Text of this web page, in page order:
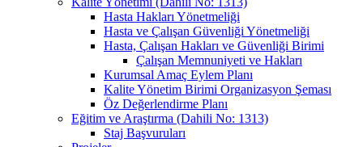
Hasta Hakları Yönetmeliği
Hasta ve Çalışan Güvenliği Yönetmeliği
Hasta, Çalışan Hakları ve Güvenliği Birimi
Çalışan Memnuniyeti ve Hakları
Kurumsal Amaç Eylem Planı
Kalite Yönetim Birimi Organizasyon Şeması
Öz Değerlendirme Planı
Eğitim ve Araştırma (Dahili No: 1313)
Staj Başvuruları